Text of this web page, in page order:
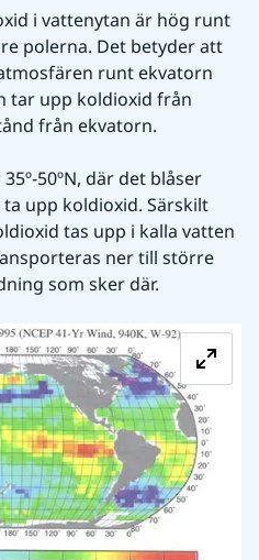
i vattenytan är hög runt
polerna. Det betyder att
runt ekvatorn
tar upp koldioxid från
från ekvatorn.
50ºN, där det blåser
upp koldioxid. Särskilt
tas upp i kalla vatten
ner till större
som sker där.